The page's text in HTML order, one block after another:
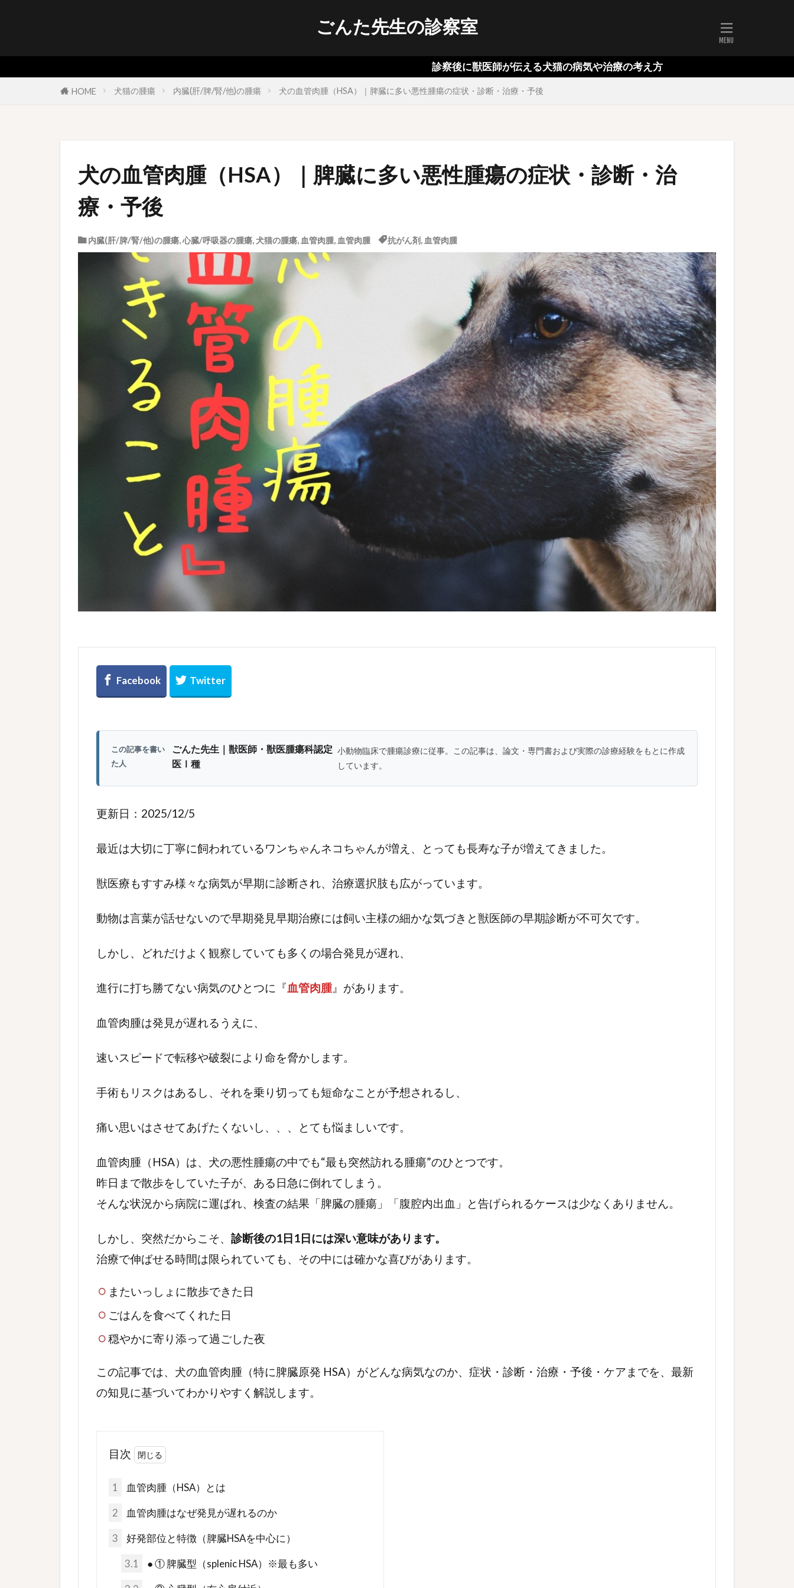
ごんた先生の診察室
診察後に獣医師が伝える犬猫の病気や治療の考え方
HOME 犬猫の腫瘍 内臓(肝/脾/腎/他)の腫瘍 犬の血管肉腫（HSA）｜脾臓に多い悪性腫瘍の症状・診断・治療・予後
犬の血管肉腫（HSA）｜脾臓に多い悪性腫瘍の症状・診断・治
療・予後
内臓(肝/脾/腎/他)の腫瘍,心臓/呼吸器の腫瘍, 犬猫の腫瘍, 血管肉腫, 血管肉腫 抗がん剤, 血管肉腫
この記事を書い
た人
ごんた先生｜獣医師・獣医腫瘍科認定
医Ⅰ種
小動物臨床で腫瘍診療に従事。この記事は、論文・専門書および実際の診療経験をもとに作成
しています。
更新日：2025/12/5
最近は大切に丁寧に飼われているワンちゃんネコちゃんが増え、とっても長寿な子が増えてきました。
獣医療もすすみ様々な病気が早期に診断され、治療選択肢も広がっています。
動物は言葉が話せないので早期発見早期治療には飼い主様の細かな気づきと獣医師の早期診断が不可欠です。
しかし、どれだけよく観察していても多くの場合発見が遅れ、
進行に打ち勝てない病気のひとつに『血管肉腫』があります。
血管肉腫は発見が遅れるうえに、
速いスピードで転移や破裂により命を脅かします。
手術もリスクはあるし、それを乗り切っても短命なことが予想されるし、
痛い思いはさせてあげたくないし、、、とても悩ましいです。
血管肉腫（HSA）は、犬の悪性腫瘍の中でも“最も突然訪れる腫瘍”のひとつです。
昨日まで散歩をしていた子が、ある日急に倒れてしまう。
そんな状況から病院に運ばれ、検査の結果「脾臓の腫瘍」「腹腔内出血」と告げられるケースは少なくありません。
しかし、突然だからこそ、 診断後の1日1日には深い意味があります。
治療で伸ばせる時間は限られていても、その中には確かな喜びがあります。
またいっしょに散歩できた日
ごはんを食べてくれた日
穏やかに寄り添って過ごした夜
この記事では、犬の血管肉腫（特に脾臓原発 HSA）がどんな病気なのか、症状・診断・治療・予後・ケアまでを、最新
の知見に基づいてわかりやすく解説します。
目次
1 血管肉腫（HSA）とは
2 血管肉腫はなぜ発見が遅れるのか
3 好発部位と特徴（脾臓HSAを中心に）
3.1 ● ① 脾臓型（splenic HSA）※最も多い